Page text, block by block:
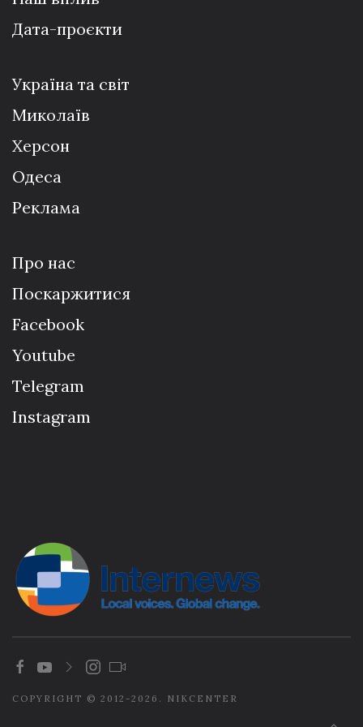
Дата-проєкти
Україна та світ
Миколаїв
Херсон
Одеса
Реклама
Про нас
Поскаржитися
Facebook
Youtube
Telegram
Instagram
COPYRIGHT © 2012-2026. NIKCENTER